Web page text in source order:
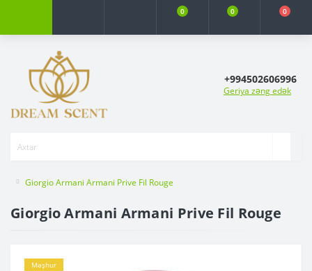
0 0 0
+994502606996
Geriya zəng edək
Giorgio Armani Armani Prive Fil Rouge
Giorgio Armani Armani Prive Fil Rouge
Məşhur